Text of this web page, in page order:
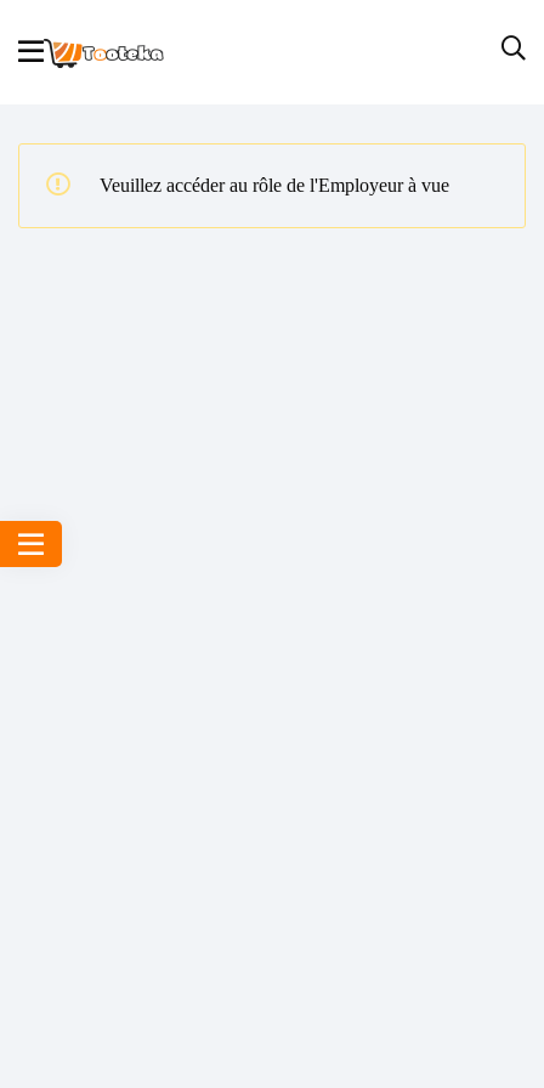
Veuillez accéder au rôle de l'Employeur à vue